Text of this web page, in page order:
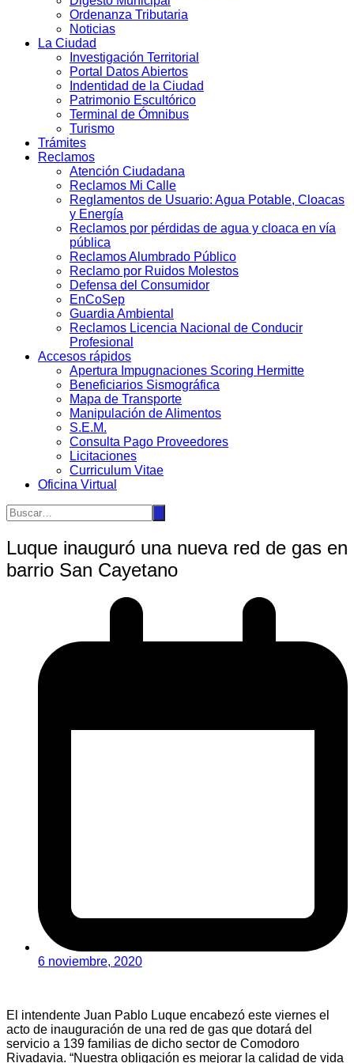
Ordenanza Tributaria
Noticias
La Ciudad
Investigación Territorial
Portal Datos Abiertos
Indentidad de la Ciudad
Patrimonio Escultórico
Terminal de Ómnibus
Turismo
Trámites
Reclamos
Atención Ciudadana
Reclamos Mi Calle
Reglamentos de Usuario: Agua Potable, Cloacas
y Energía
Reclamos por pérdidas de agua y cloaca en vía
pública
Reclamos Alumbrado Público
Reclamo por Ruidos Molestos
Defensa del Consumidor
EnCoSep
Guardia Ambiental
Reclamos Licencia Nacional de Conducir
Profesional
Accesos rápidos
Apertura Impugnaciones Scoring Hermitte
Beneficiarios Sismográfica
Mapa de Transporte
Manipulación de Alimentos
S.E.M.
Consulta Pago Proveedores
Licitaciones
Curriculum Vitae
Oficina Virtual
Luque inauguró una nueva red de gas en
barrio San Cayetano
6 noviembre, 2020
El intendente Juan Pablo Luque encabezó este viernes el
acto de inauguración de una red de gas que dotará del
servicio a 139 familias de dicho sector de Comodoro
Rivadavia. “Nuestra obligación es mejorar la calidad de vida